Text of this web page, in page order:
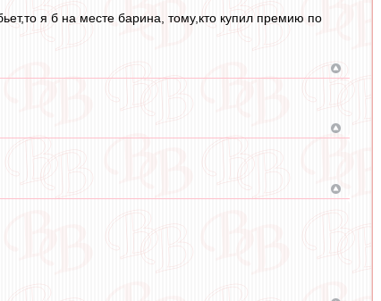
я б на месте барина, тому,кто купил премию по